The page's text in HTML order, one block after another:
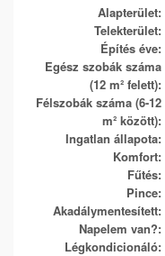
Alapterület:
Telekterület:
Építés éve:
Egész szobák száma
(12 m² felett):
Félszobák száma (6-12
m² között):
Ingatlan állapota:
Komfort:
Fűtés:
Pince:
Akadálymentesített:
Napelem van?:
Légkondicionáló: